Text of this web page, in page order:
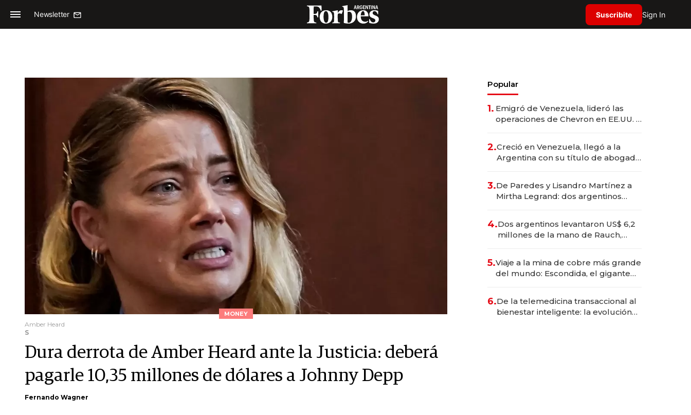
Newsletter Suscribite Sign In
MONEY
Amber Heard
S
Dura derrota de Amber Heard ante la Justicia: deberá
pagarle 10,35 millones de dólares a Johnny Depp
Fernando Wagner
Popular
1. Emigró de Venezuela, lideró las
operaciones de Chevron en EE.UU. y
2.Creció en Venezuela, llegó a la
Argentina con su título de abogado
marcas "fast premium"
3.De Paredes y Lisandro Martínez a
Mirtha Legrand: dos argentinos
deportivo y el cuidado corporal
4.Dos argentinos levantaron US$ 6,2
millones de la mano de Rauch,
5.Viaje a la mina de cobre más grande
del mundo: Escondida, el gigante
6.De la telemedicina transaccional al
bienestar inteligente: la evolución